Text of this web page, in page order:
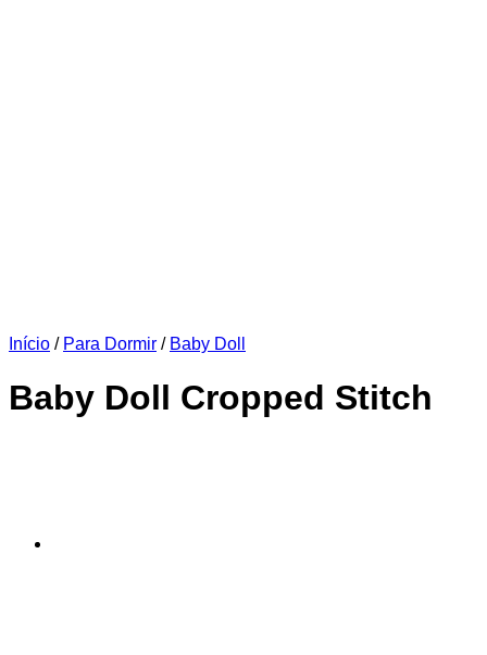
Início / Para Dormir / Baby Doll
Baby Doll Cropped Stitch